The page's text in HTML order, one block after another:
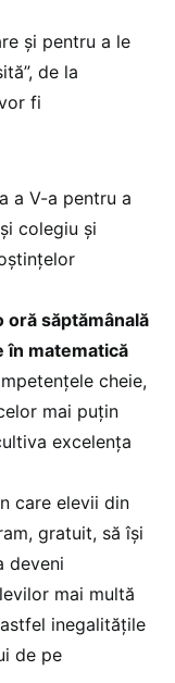
și pentru a le
de la
fi
a V-a pentru a
colegiu și
oră săptămânală
în matematică
cheie,
mai puțin
excelența
care elevii din
gratuit, să își
deveni
mai multă
inegalitățile
de pe